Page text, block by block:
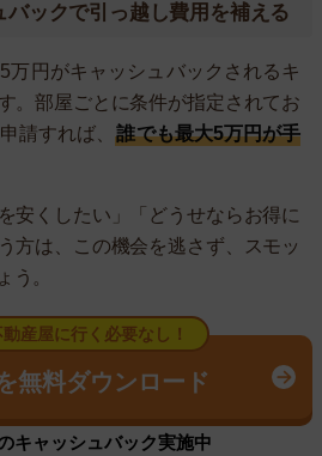
バックで引っ越し費用を補える
万円がキャッシュバックされるキ
。部屋ごとに条件が指定されてお
請すれば、誰でも最大5万円が手
安くしたい」「どうせならお得に
方は、この機会を逃さず、スモッ
う。
産屋に行く必要なし！
無料ダウンロード
キャッシュバック実施中